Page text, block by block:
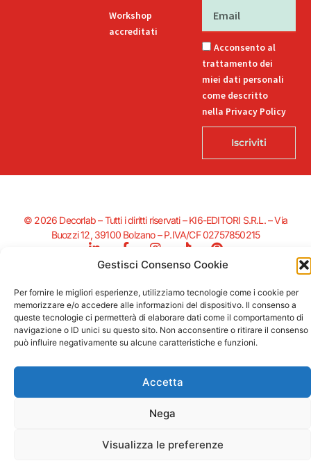
Gestisci Consenso Cookie
Per fornire le migliori esperienze, utilizziamo tecnologie come i cookie per
memorizzare e/o accedere alle informazioni del dispositivo. Il consenso a
queste tecnologie ci permetterà di elaborare dati come il comportamento di
navigazione o ID unici su questo sito. Non acconsentire o ritirare il consenso
può influire negativamente su alcune caratteristiche e funzioni.
Accetta
Nega
Visualizza le preferenze
Workshop
accreditati
Acconsento al
trattamento dei
miei dati personali
come descritto
nella Privacy Policy
Iscriviti
© 2026 Decorlab – Tutti i diritti riservati – KI6-EDITORI S.R.L. – Via
Buozzi 12, 39100 Bolzano – P.IVA/CF 02757850215
L
n
e
d
i
n
-
F
a
c
b
o
o
k
-
I
n
s
a
g
r
a
m
T
i
k
o
k
P
i
n
e
r
e
s
t
Supportato dalla Provincia di Bolzano con ricerca e sviluppo Fascicolo
n. 71.06.2024.00548 Provvedimento concessivo: decreto del
12.11.2024, n. 18632/2024